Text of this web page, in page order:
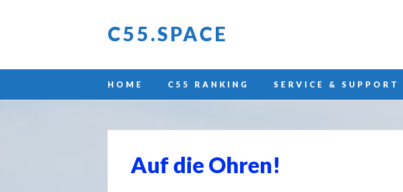
C55.SPACE
Main menu
to
HOME C55 RANKING SERVICE & SUPPORT
Auf die Ohren!